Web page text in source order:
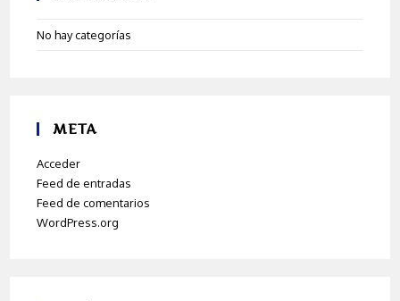
No hay categorías
META
Acceder
Feed de entradas
Feed de comentarios
WordPress.org